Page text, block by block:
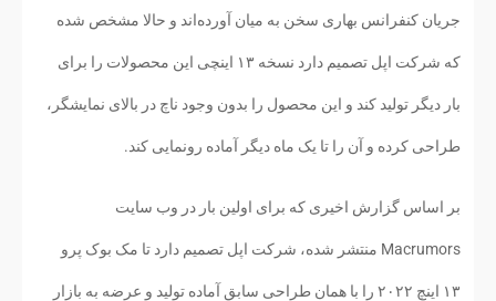
جریان کنفرانس بهاری سخن به میان آورده‌اند و حالا مشخص شده
که شرکت اپل تصمیم دارد نسخه‌ ۱۳ اینچی این محصولات را برای
بار دیگر تولید کند و این محصول را بدون وجود ناچ در بالای نمایشگر،
طراحی کرده و آن را تا یک ماه دیگر آماده رونمایی کند.
بر اساس گزارش اخیری که برای اولین بار در وب سایت
Macrumors منتشر شده، شرکت اپل تصمیم دارد تا مک بوک پرو
۱۳ اینچ ۲۰۲۲ را با همان طراحی سابق آماده تولید و عرضه به بازار